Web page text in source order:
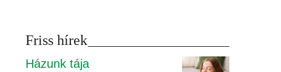
Friss hírek
Házunk tája